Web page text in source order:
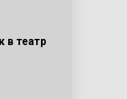
в театр